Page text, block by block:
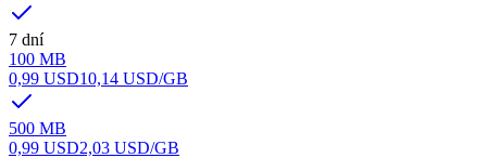
7 dní
100 MB
0,99 USD10,14 USD/GB
500 MB
0,99 USD2,03 USD/GB